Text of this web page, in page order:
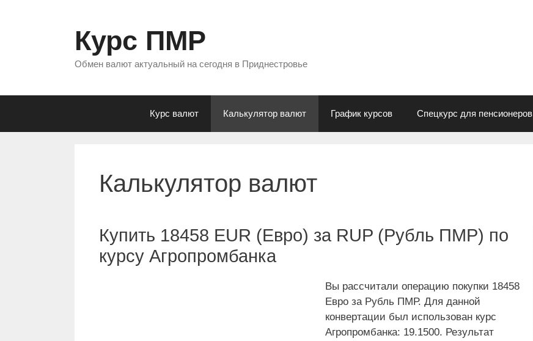
Курс ПМР
Обмен валют актуальный на сегодня в Приднестровье
Курс валют Калькулятор валют График курсов Спецкурс для пенсионеров
Калькулятор валют
Купить 18458 EUR (Евро) за RUP (Рубль ПМР) по
курсу Агропромбанка
Вы рассчитали операцию покупки 18458
Евро за Рубль ПМР. Для данной
конвертации был использован курс
Агропромбанка: 19.1500. Результат